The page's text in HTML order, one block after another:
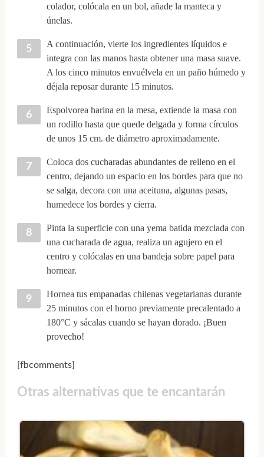
colador, colócala en un bol, añade la manteca y
únelas.
A continuación, vierte los ingredientes líquidos e
integra con las manos hasta obtener una masa suave.
A los cinco minutos envuélvela en un paño húmedo y
déjala reposar durante 15 minutos.
Espolvorea harina en la mesa, extiende la masa con
un rodillo hasta que quede delgada y forma círculos
de unos 15 cm. de diámetro aproximadamente.
Coloca dos cucharadas abundantes de relleno en el
centro, dejando un espacio en los bordes para que no
se salga, decora con una aceituna, algunas pasas,
humedece los bordes y cierra.
Pinta la superficie con una yema batida mezclada con
una cucharada de agua, realiza un agujero en el
centro y colócalas en una bandeja sobre papel para
hornear.
Hornea tus empanadas chilenas vegetarianas durante
25 minutos con el horno previamente precalentado a
180°C y sácalas cuando se hayan dorado. ¡Buen
provecho!
[fbcomments]
Otras alternativas que te encantarán